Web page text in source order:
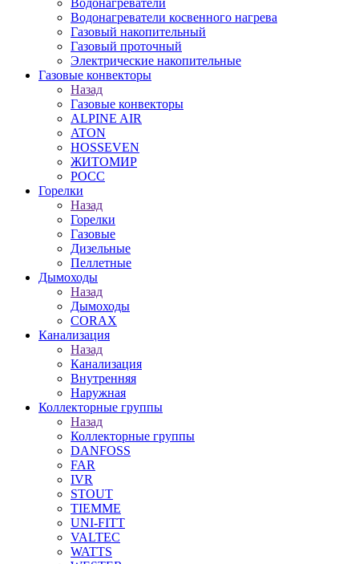
Водонагреватели
Водонагреватели косвенного нагрева
Газовый накопительный
Газовый проточный
Электрические накопительные
Газовые конвекторы
Назад
Газовые конвекторы
ALPINE AIR
ATON
HOSSEVEN
ЖИТОМИР
РОСС
Горелки
Назад
Горелки
Газовые
Дизельные
Пеллетные
Дымоходы
Назад
Дымоходы
CORAX
Канализация
Назад
Канализация
Внутренняя
Наружная
Коллекторные группы
Назад
Коллекторные группы
DANFOSS
FAR
IVR
STOUT
TIEMME
UNI-FITT
VALTEC
WATTS